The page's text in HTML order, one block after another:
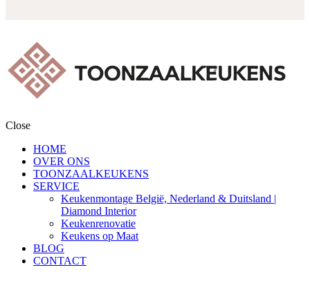
Close
HOME
OVER ONS
TOONZAALKEUKENS
SERVICE
Keukenmontage België, Nederland & Duitsland |
Diamond Interior
Keukenrenovatie
Keukens op Maat
BLOG
CONTACT